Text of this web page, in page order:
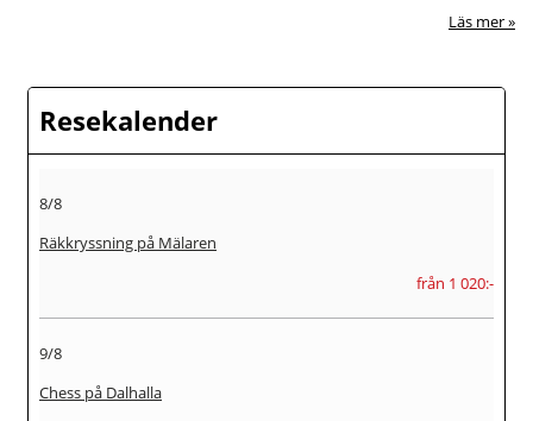
Läs mer
Resekalender
8/8
Räkkryssning på Mälaren
från 1 020:-
9/8
Chess på Dalhalla